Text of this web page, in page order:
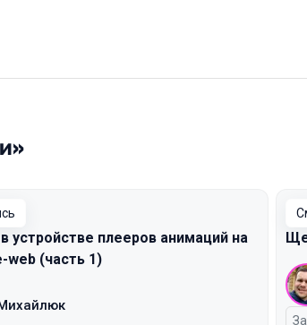
устройстве плееров анимаций на
(часть 1)
Михайлюк